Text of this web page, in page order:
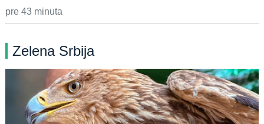
pre 43 minuta
Zelena Srbija